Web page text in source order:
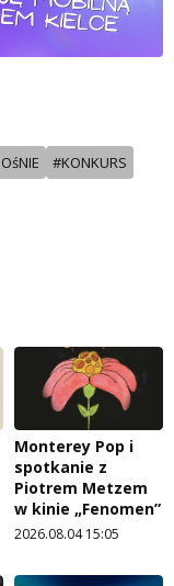
#KONKURS
Monterey Pop i
spotkanie z
Piotrem Metzem
w kinie „Fenomen”
2026.08.04 15:05